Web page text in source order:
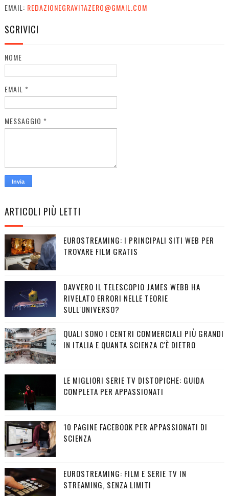
EMAIL: REDAZIONEGRAVITAZERO@GMAIL.COM
SCRIVICI
NOME
EMAIL *
MESSAGGIO *
ARTICOLI PIÙ LETTI
EUROSTREAMING: I PRINCIPALI SITI WEB PER
TROVARE FILM GRATIS
DAVVERO IL TELESCOPIO JAMES WEBB HA
RIVELATO ERRORI NELLE TEORIE
SULL'UNIVERSO?
QUALI SONO I CENTRI COMMERCIALI PIÙ GRANDI
IN ITALIA E QUANTA SCIENZA C'È DIETRO
LE MIGLIORI SERIE TV DISTOPICHE: GUIDA
COMPLETA PER APPASSIONATI
10 PAGINE FACEBOOK PER APPASSIONATI DI
SCIENZA
EUROSTREAMING: FILM E SERIE TV IN
STREAMING, SENZA LIMITI